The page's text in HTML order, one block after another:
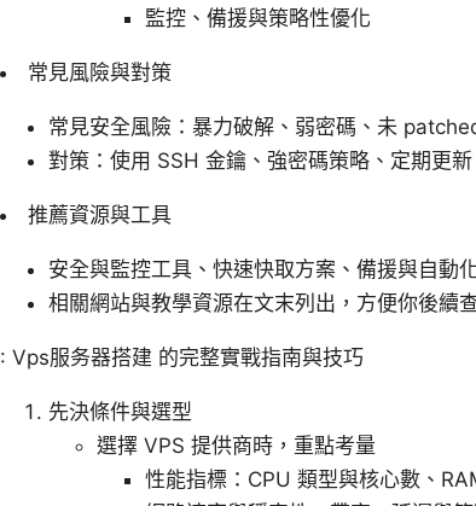
監控、備援與策略性優化
常見風險與對策
常見安全風險：暴力破解、弱密碼、未
對策：使用 SSH 金鑰、強密碼策略、定期更
推薦資源與工具
安全與監控工具、快速快取方案、備援與自動
相關網站與教學資源在文末列出，方便你後續
: Vps服务器搭建 的完整實戰指南與技巧
先決條件與選型
選擇 VPS 提供商時，重點考量
性能指標：CPU 類型與核心數、